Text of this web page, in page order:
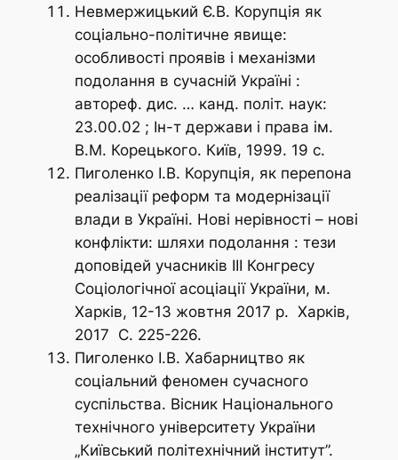
Невмержицький Є.В. Корупція як
соціально-політичне явище:
особливості проявів і механізми
подолання в сучасній Україні :
автореф. дис. … канд. політ. наук:
23.00.02 ; Ін-т держави і права ім.
В.М. Корецького. Київ, 1999. 19 с.
Пиголенко І.В. Корупція, як перепона
реалізації реформ та модернізації
влади в Україні. Нові нерівності – нові
конфлікти: шляхи подолання : тези
доповідей учасників ІІІ Конгресу
Соціологічної асоціації України, м.
Харків, 12-13 жовтня 2017 р. Харків,
2017 С. 225-226.
Пиголенко І.В. Хабарництво як
соціальний феномен сучасного
суспільства. Вісник Національного
технічного університету України
„Київський політехнічний інститут”.